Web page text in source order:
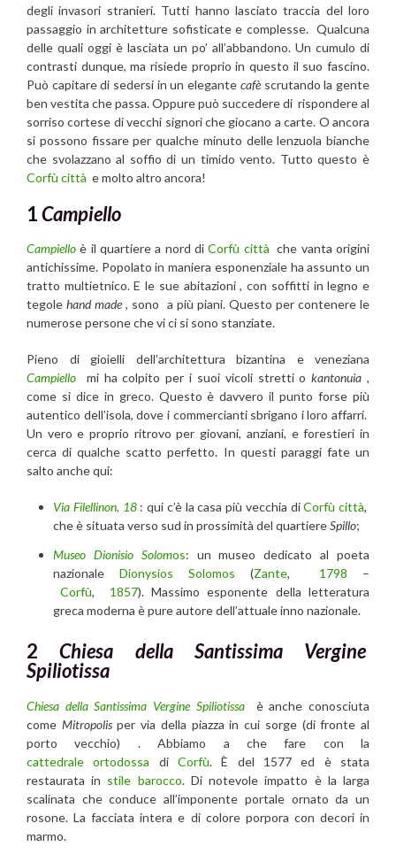
degli invasori stranieri. Tutti hanno lasciato traccia del loro
passaggio in architetture sofisticate e complesse. Qualcuna
delle quali oggi è lasciata un po’ all’abbandono. Un cumulo di
contrasti dunque, ma risiede proprio in questo il suo fascino.
Può capitare di sedersi in un elegante cafèscrutando la gente
ben vestita che passa. Oppure può succedere di rispondere al
sorriso cortese di vecchi signori che giocano a carte. O ancora
si possono fissare per qualche minuto delle lenzuola bianche
che svolazzano al soffio di un timido vento. Tutto questo è
Corfù città e molto altro ancora!
1Campiello
Campiello è il quartiere a nord diCorfù città che vanta origini
antichissime. Popolato in maniera esponenziale ha assunto un
tratto multietnico. E le sue abitazioni , con soffitti in legno e
tegolehand made , sono a più piani. Questo per contenere le
numerose persone che vi ci si sono stanziate.
Pieno di gioielli dell’architettura bizantina e veneziana
Campiello
mi ha colpito per i suoi vicoli stretti okantonuia,
come si dice in greco. Questo è davvero il punto forse più
autentico dell’isola, dove i commercianti sbrigano i loro affarri.
Un vero e proprio ritrovo per giovani, anziani, e forestieri in
cerca di qualche scatto perfetto. In questi paraggi fate un
salto anche qui:
Via Filellinon, 18: qui c’è la casa più vecchia diCorfù città,
che è situata verso sud in prossimità del quartiereSpillo;
Museo Dionisio Solomos: un museo dedicato al poeta
nazionale Dionysios Solomos (Zante, 1798 –
Corfù, 1857). Massimo esponente della letteratura
greca moderna è pure autore dell’attuale inno nazionale.
2Chiesa della Santissima Vergine
Spiliotissa
Chiesa della Santissima Vergine Spiliotissaè anche conosciuta
come Mitropolisper via della piazza in cui sorge (di fronte al
porto vecchio) . Abbiamo a che fare con la
cattedrale
ortodossa diCorfù. È del 1577 ed è stata
restaurata in stile barocco. Di notevole impatto è la larga
scalinata che conduce all’imponente portale ornato da un
rosone. La facciata intera e di colore porpora con decori in
marmo.